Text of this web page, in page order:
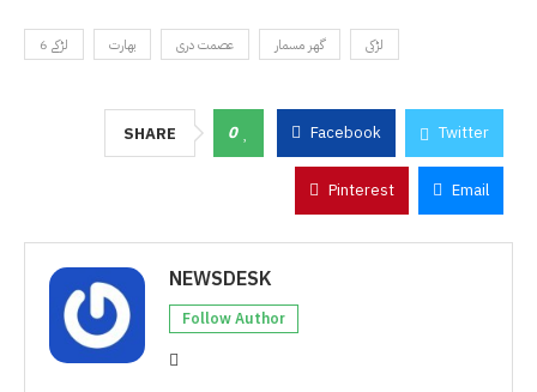
6 لڑکے بھارت عصمت دری گھر مسمار لڑکی
SHARE 0 Facebook Twitter
Pinterest Email
NEWSDESK
Follow Author